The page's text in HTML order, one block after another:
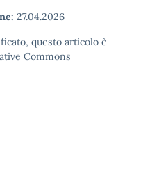
27.04.2026
questo articolo è
Commons